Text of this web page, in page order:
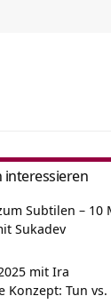
interessieren
Subtilen – 10
Sukadev
mit Ira
Konzept: Tun vs.